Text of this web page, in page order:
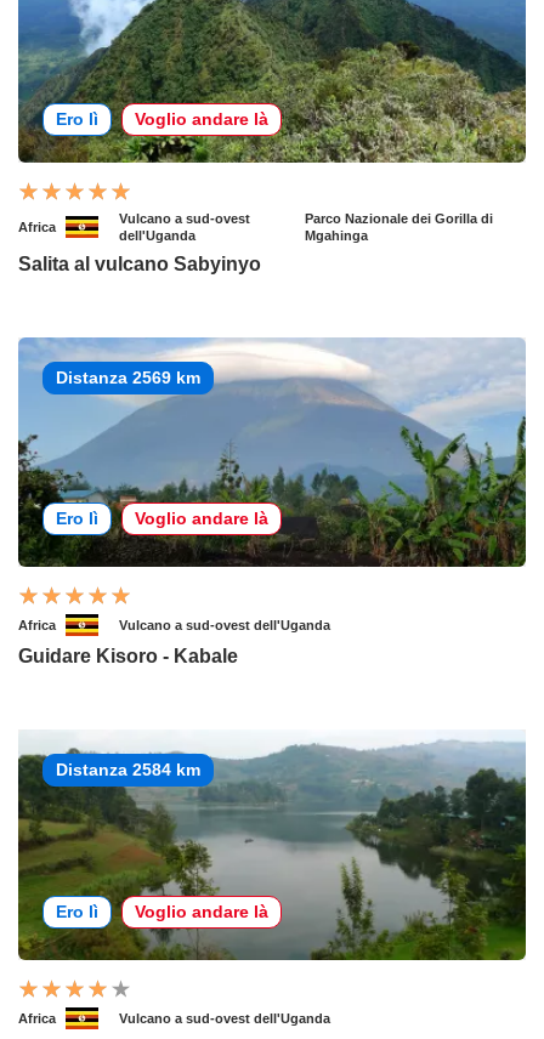
Ero lì Voglio andare là
Africa
Vulcano a sud-ovest
dell'Uganda
Parco Nazionale dei Gorilla di
Mgahinga
Salita al vulcano Sabyinyo
Distanza 2569 km
Ero lì Voglio andare là
Africa Vulcano a sud-ovest dell'Uganda
Guidare Kisoro - Kabale
Distanza 2584 km
Ero lì Voglio andare là
Africa Vulcano a sud-ovest dell'Uganda